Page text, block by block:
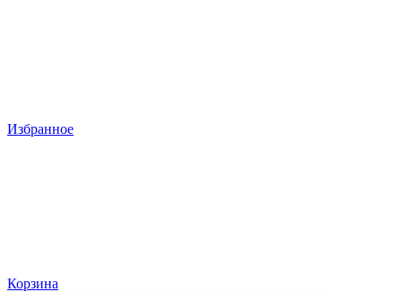
Избранное
Корзина